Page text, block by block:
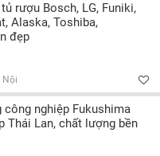
rượu Bosch, LG, Funiki,
Alaska, Toshiba,
đẹp
Nội
công nghiệp Fukushima
Thái Lan, chất lượng bền